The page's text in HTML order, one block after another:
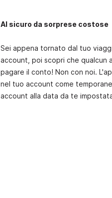
Al sicuro da sorprese costose
Sei appena tornato dal tuo
account, poi scopri che qualcun
pagare il conto! Non con noi.
nel tuo account come
account alla data da te